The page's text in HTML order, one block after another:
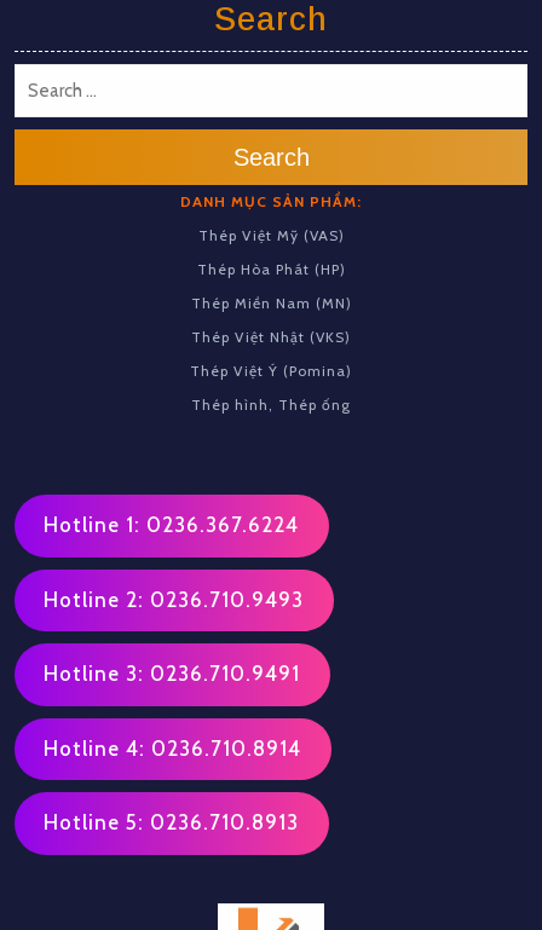
Search
Search
DANH MỤC SẢN PHẨM:
Thép Việt Mỹ (VAS)
Thép Hòa Phát (HP)
Thép Miền Nam (MN)
Thép Việt Nhật (VKS)
Thép Việt Ý (Pomina)
Thép hình, Thép ống
Hotline 1: 0236.367.6224
Hotline 2: 0236.710.9493
Hotline 3: 0236.710.9491
Hotline 4: 0236.710.8914
Hotline 5: 0236.710.8913